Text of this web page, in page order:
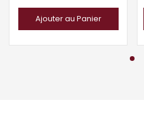
Ajouter au Panier